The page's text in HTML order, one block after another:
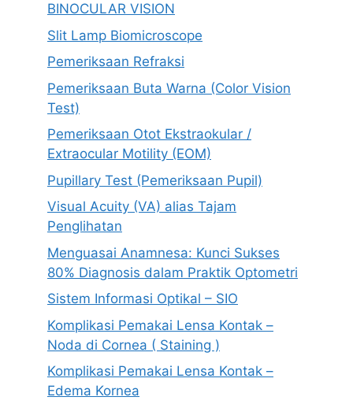
BINOCULAR VISION
Slit Lamp Biomicroscope
Pemeriksaan Refraksi
Pemeriksaan Buta Warna (Color Vision
Test)
Pemeriksaan Otot Ekstraokular /
Extraocular Motility (EOM)
Pupillary Test (Pemeriksaan Pupil)
Visual Acuity (VA) alias Tajam
Penglihatan
Menguasai Anamnesa: Kunci Sukses
80% Diagnosis dalam Praktik Optometri
Sistem Informasi Optikal – SIO
Komplikasi Pemakai Lensa Kontak –
Noda di Cornea ( Staining )
Komplikasi Pemakai Lensa Kontak –
Edema Kornea